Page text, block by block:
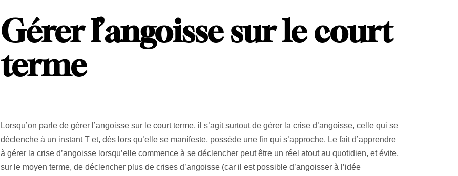
Gérer l’angoisse sur le court
terme
Lorsqu’on parle de gérer l’angoisse sur le court terme, il s’agit surtout de gérer la crise d’angoisse, celle qui se
déclenche à un instant T et, dès lors qu’elle se manifeste, possède une fin qui s’approche. Le fait d’apprendre
à gérer la crise d’angoisse lorsqu’elle commence à se déclencher peut être un réel atout au quotidien, et évite,
sur le moyen terme, de déclencher plus de crises d’angoisse (car il est possible d’angoisser à l’idée